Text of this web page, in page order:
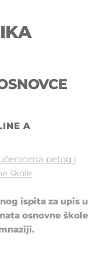
A
petog i
škole.
ispita za upis u
osnovne škole